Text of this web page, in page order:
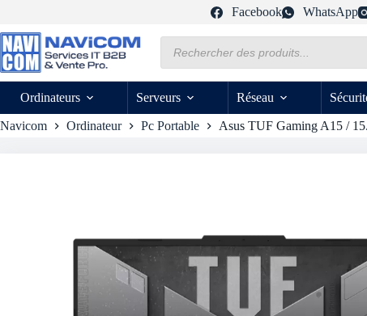
contenu
Facebook WhatsApp
produits
Ordinateurs
Serveurs Réseau
Navicom Ordinateur Pc Portable Asus TUF Gaming A15 /